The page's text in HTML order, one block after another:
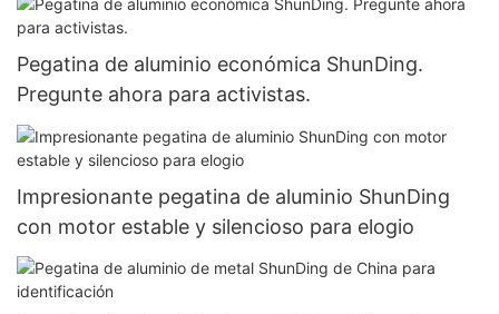
Pegatina de aluminio económica ShunDing.
Pregunte ahora para activistas.
Impresionante pegatina de aluminio ShunDing
con motor estable y silencioso para elogio